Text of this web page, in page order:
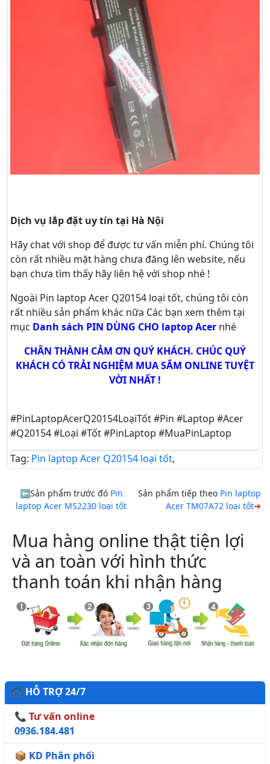
Dịch vụ lắp đặt uy tín tại Hà Nội
Hãy chatvới shop để được tư vấn miễn phí. Chúng tôi
còn rất nhiều mặt hàng chưa đăng lên website, nếu
bạn chưa tìm thấy hãy liên hệ với shop nhé !
Ngoài Pin laptop Acer Q20154 loại tốt, chúng tôi còn
rất nhiều sản phẩm khác nữa Các bạn xem thêm tại
mục Danh sách PIN DÙNG CHO laptop Acer nhé
CHÂN THÀNH CẢM ƠN QUÝ KHÁCH. CHÚC QUÝ
KHÁCH CÓ TRẢI NGHIỆM MUA SẮM ONLINE TUYỆT
VỜI NHẤT !
#PinLaptopAcerQ20154LoạiTốt #Pin #Laptop #Acer
#Q20154 #Loại #Tốt #PinLaptop #MuaPinLaptop
Tag: Pin laptop Acer Q20154 loại tốt,
Sản phẩm trước đó Pin
laptop Acer MS2230 loại tốt
Sản phẩm tiếp theo Pin laptop
Acer TM07A72 loại tốt
Mua hàng online thật tiện lợi
và an toàn với hình thức
thanh toán khi nhận hàng
🎧 HỖ TRỢ 24/7
📞 Tư vấn online
0936.184.481
📦 KD Phân phối